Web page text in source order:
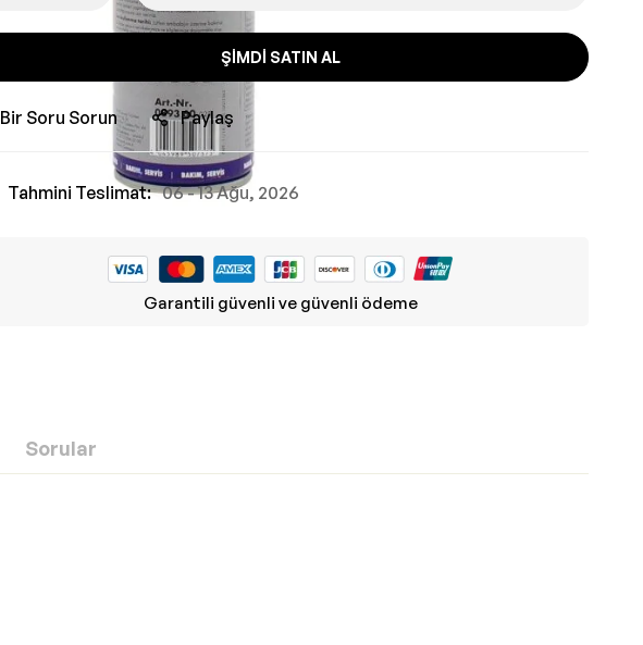
ŞIMDI SATIN AL
Bir Soru Sorun Paylaş
Tahmini Teslimat: 06 - 13 Ağu, 2026
Garantili güvenli ve güvenli ödeme
Sorular